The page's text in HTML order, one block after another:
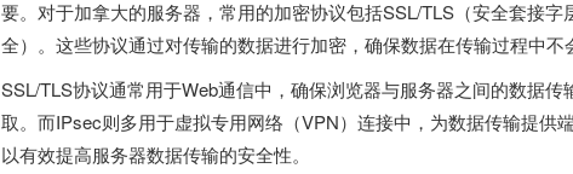
要。对于加拿大的服务器，常用的加密协议包括SSL/TLS（安全套接
全）。这些协议通过对传输的数据进行加密，确保数据在传输过程中不
SSL/TLS协议通常用于Web通信中，确保浏览器与服务器之间的数据
取。而IPsec则多用于虚拟专用网络（VPN）连接中，为数据传输提供
以有效提高服务器数据传输的安全性。